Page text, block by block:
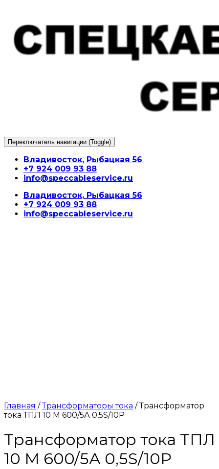
содержимому
Переключатель навигации (Toggle)
Владивосток, Рыбацкая 56
+7 924 009 93 88
info@speccableservice.ru
Владивосток, Рыбацкая 56
+7 924 009 93 88
info@speccableservice.ru
Главная /Трансформаторы тока / Трансформатор
тока ТПЛ 10 М 600/5А 0,5S/10Р
Трансформатор тока ТПЛ
10 М 600/5А 0,5S/10Р